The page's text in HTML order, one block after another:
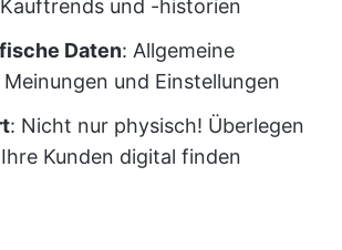
und -historien
Daten: Allgemeine
und Einstellungen
: Nicht nur physisch! Überlegen
Kunden digital finden